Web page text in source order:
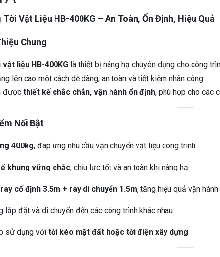
Tời Vật Liệu HB-400KG – An Toàn, Ổn Định, Hiệu Quả
Chung
liệu HB-400KGlà thiết bị nâng hạ chuyên dụng cho công
lên cao một cách dễ dàng, an toàn và tiết kiệm nhân công.
được thiết kế chắc chắn, vận hành ổn định, phù hợp cho các
Nổi Bật
400kg , đáp ứng nhu cầu vận chuyển vật liệu công trình
khung vững chắc , chịu lực tốt và an toàn khi nâng hạ
ray cố định 3.5m + ray di chuyển 1.5m , tăng hiệu quả vận hành
lắp đặt và di chuyển đến các công trình khác nhau
sử dụng vớitời kéo mặt đất hoặc tời điện xây dựng